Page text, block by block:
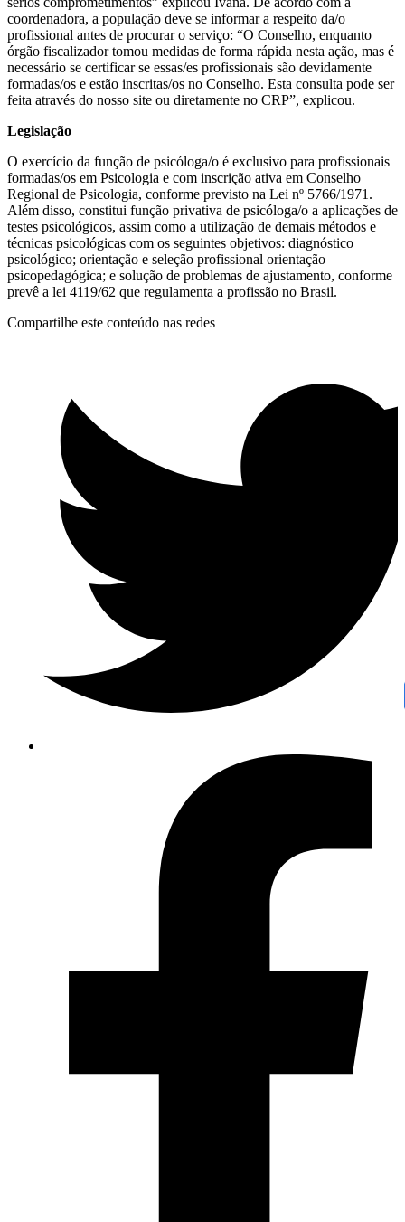
coordenadora, a população deve se informar a respeito da/o
profissional antes de procurar o serviço: “O Conselho, enquanto
órgão fiscalizador tomou medidas de forma rápida nesta ação, mas é
necessário se certificar se essas/es profissionais são devidamente
formadas/os e estão inscritas/os no Conselho. Esta consulta pode ser
feita através do nosso site ou diretamente no CRP”, explicou.
Legislação
O exercício da função de psicóloga/o é exclusivo para profissionais
formadas/os em Psicologia e com inscrição ativa em Conselho
Regional de Psicologia, conforme previsto na Lei nº 5766/1971.
Além disso, constitui função privativa de psicóloga/o a aplicações de
testes psicológicos, assim como a utilização de demais métodos e
técnicas psicológicas com os seguintes objetivos: diagnóstico
psicológico; orientação e seleção profissional orientação
psicopedagógica; e solução de problemas de ajustamento, conforme
prevê a lei 4119/62 que regulamenta a profissão no Brasil.
Compartilhe este conteúdo nas redes